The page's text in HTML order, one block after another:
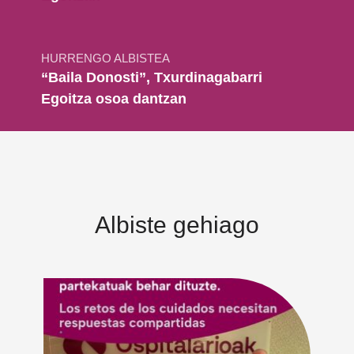
HURRENGO ALBISTEA
“Baila Donosti”, Txurdinagabarri
Egoitza osoa dantzan
Albiste gehiago